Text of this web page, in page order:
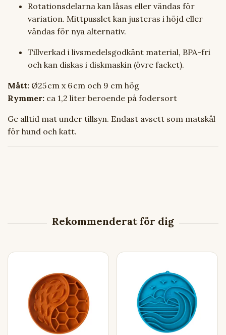
Rotationsdelarna kan låsas eller vändas för
variation. Mittpusslet kan justeras i höjd eller
vändas för nya alternativ.
Tillverkad i livsmedelsgodkänt material, BPA-fri
och kan diskas i diskmaskin (övre facket).
Mått: Ø25 cm x 6 cm och 9 cm hög
Rymmer: ca 1,2 liter beroende på fodersort
Ge alltid mat under tillsyn. Endast avsett som matskål
för hund och katt.